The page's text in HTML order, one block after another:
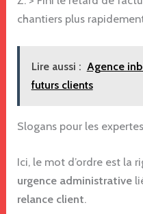
chantiers plus
Lire aussi : Agence
futurs clients
Slogans pour les
Ici, le mot d’ordre est la
urgence administrative
relance client.